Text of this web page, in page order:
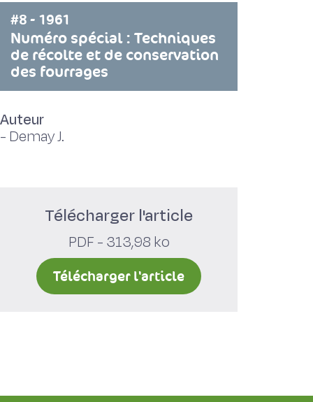
#8 - 1961
Numéro spécial : Techniques
de récolte et de conservation
des fourrages
Auteur
- Demay J.
Télécharger l'article
PDF - 313,98 ko
Télécharger l'article